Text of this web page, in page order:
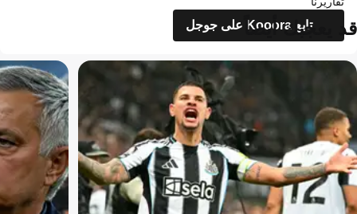
تابع Kooora على جوجل
قد يعجبك أيضاً